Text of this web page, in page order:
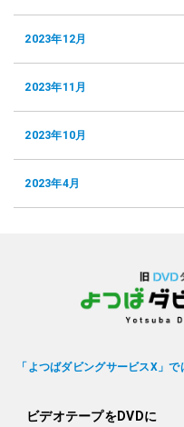
2023年12月
2023年11月
2023年10月
2023年4月
「よつばダビングサービスX」
ビデオテープをDVDに